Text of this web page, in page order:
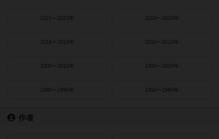
2021〜2022年 2019〜2020年
2016〜2018年 2010〜2015年
2000〜2010年 1990〜2000年
1980〜1990年 1950〜1980年
作者